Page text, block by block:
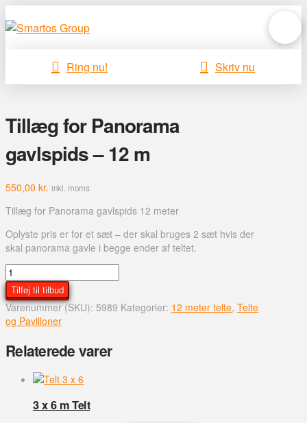
Ring nu! Skriv nu
Tillæg for Panorama
gavlspids – 12 m
550,00 kr. inkl. moms
Tillæg for Panorama gavlspids 12 meter
Oplyste pris er for et sæt – der skal bruges 2 sæt hvis der
skal panorama gavle i begge ender af teltet.
Tillæg
for
Panorama
gavlspids
-
m
Tilføj til tilbud
Varenummer (SKU): 5989 Kategorier: 12 meter telte, Telte
og Pavilloner
Relaterede varer
3 x 6 m Telt